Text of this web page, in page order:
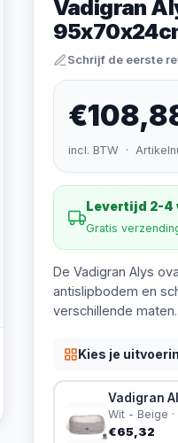
Vadigran
Schrijf de eerste
incl. BTW ·
Levertijd 2-4
Gratis
De Vadigran Alys
antislipbodem en
verschillende maten.
Kies je
Vadigran
Wit - Beige
€65,32